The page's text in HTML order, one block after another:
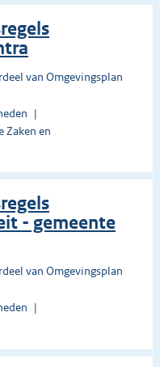
van Omgevingsplan
Zaken en
- gemeente
van Omgevingsplan